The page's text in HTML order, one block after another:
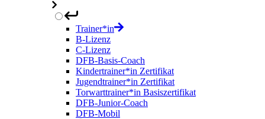
Trainer*in
B-Lizenz
C-Lizenz
DFB-Basis-Coach
Kindertrainer*in Zertifikat
Jugendtrainer*in Zertifikat
Torwarttrainer*in Basiszertifikat
DFB-Junior-Coach
DFB-Mobil